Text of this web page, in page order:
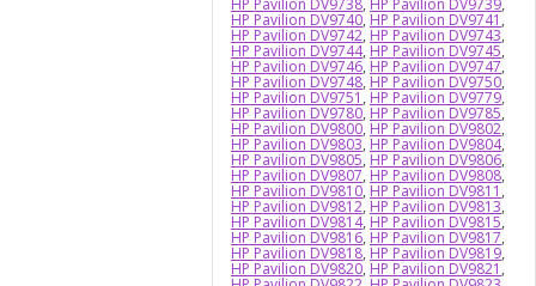
HP Pavilion DV9740, HP Pavilion DV9741 ,
HP Pavilion DV9742, HP Pavilion DV9743,
HP Pavilion DV9744, HP Pavilion DV9745,
HP Pavilion DV9746, HP Pavilion DV9747,
HP Pavilion DV9748, HP Pavilion DV9750,
HP Pavilion DV9751 , HP Pavilion DV9779,
HP Pavilion DV9780, HP Pavilion DV9785,
HP Pavilion DV9800, HP Pavilion DV9802,
HP Pavilion DV9803, HP Pavilion DV9804,
HP Pavilion DV9805, HP Pavilion DV9806,
HP Pavilion DV9807, HP Pavilion DV9808,
HP Pavilion DV9810, HP Pavilion DV9811 ,
HP Pavilion DV9812, HP Pavilion DV9813,
HP Pavilion DV9814, HP Pavilion DV9815,
HP Pavilion DV9816, HP Pavilion DV9817,
HP Pavilion DV9818, HP Pavilion DV9819,
HP Pavilion DV9820, HP Pavilion DV9821 ,